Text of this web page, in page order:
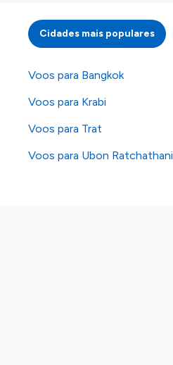
Cidades mais populares
Voos para Bangkok
Voos para Krabi
Voos para Trat
Voos para Ubon Ratchathani